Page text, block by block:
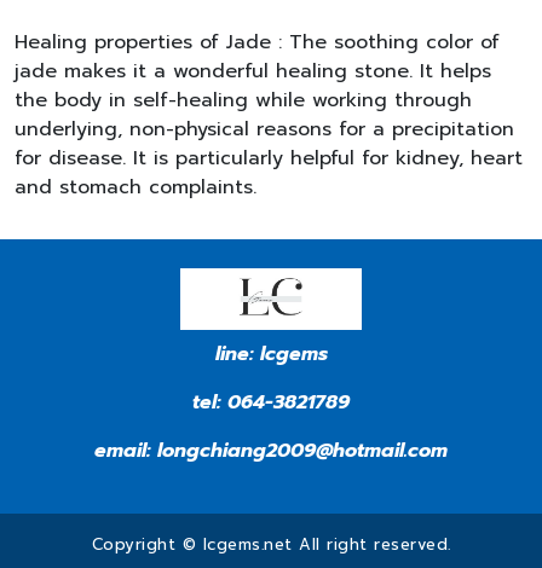
Healing properties of Jade : The soothing color of
jade makes it a wonderful healing stone. It helps
the body in self-healing while working through
underlying, non-physical reasons for a precipitation
for disease. It is particularly helpful for kidney, heart
and stomach complaints.
line:lcgems
tel: 064-3821789
email: longchiang2009@hotmail.com
Copyright © lcgems.net All right reserved.